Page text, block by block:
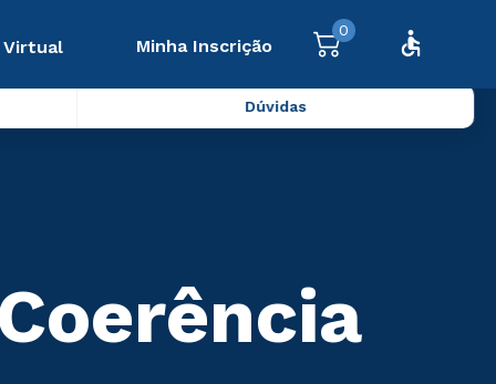
Virtual Minha Inscrição
0
Dúvidas